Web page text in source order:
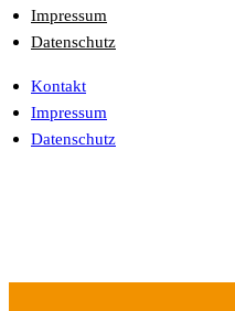
Impressum
Datenschutz
Kontakt
Impressum
Datenschutz